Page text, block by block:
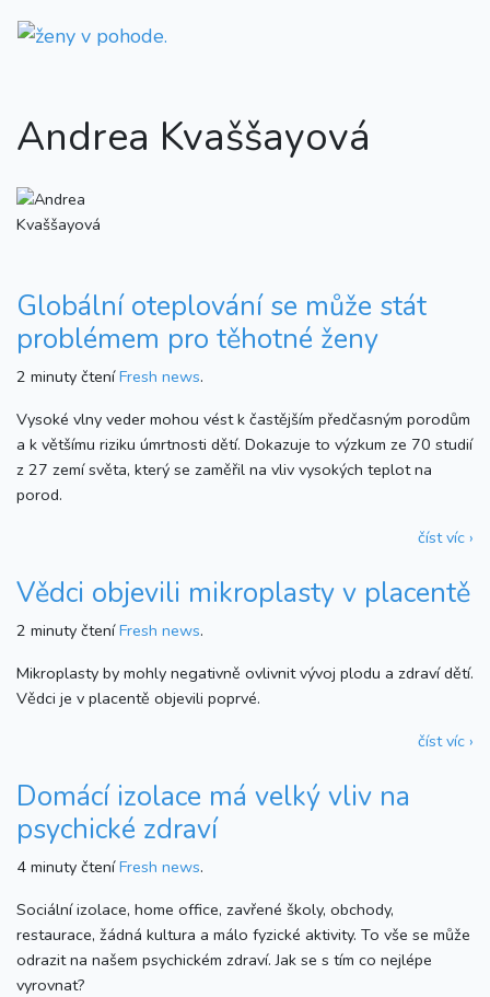
Andrea Kvaššayová
Globální oteplování se může stát
problémem pro těhotné ženy
2 minuty čtení Fresh news.
Vysoké vlny veder mohou vést k častějším předčasným porodům
a k většímu riziku úmrtnosti dětí. Dokazuje to výzkum ze 70 studií
z 27 zemí světa, který se zaměřil na vliv vysokých teplot na
porod.
číst víc ›
Vědci objevili mikroplasty v placentě
2 minuty čtení Fresh news.
Mikroplasty by mohly negativně ovlivnit vývoj plodu a zdraví dětí.
Vědci je v placentě objevili poprvé.
číst víc ›
Domácí izolace má velký vliv na
psychické zdraví
4 minuty čtení Fresh news.
Sociální izolace, home office, zavřené školy, obchody,
restaurace, žádná kultura a málo fyzické aktivity. To vše se může
odrazit na našem psychickém zdraví. Jak se s tím co nejlépe
vyrovnat?